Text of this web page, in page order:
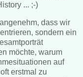
... ;-)
dass wir
sondern ein
möchte, warum
auf
erstmal zu